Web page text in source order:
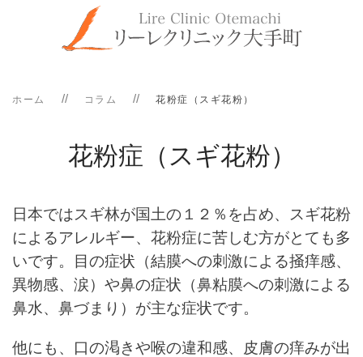
ホーム コラム 花粉症（スギ花粉）
花粉症（スギ花粉）
日本ではスギ林が国土の１２％を占め、スギ花粉
によるアレルギー、花粉症に苦しむ方がとても多
いです。目の症状（結膜への刺激による掻痒感、
異物感、涙）や鼻の症状（鼻粘膜への刺激による
鼻水、鼻づまり）が主な症状です。
他にも、口の渇きや喉の違和感、皮膚の痒みが出